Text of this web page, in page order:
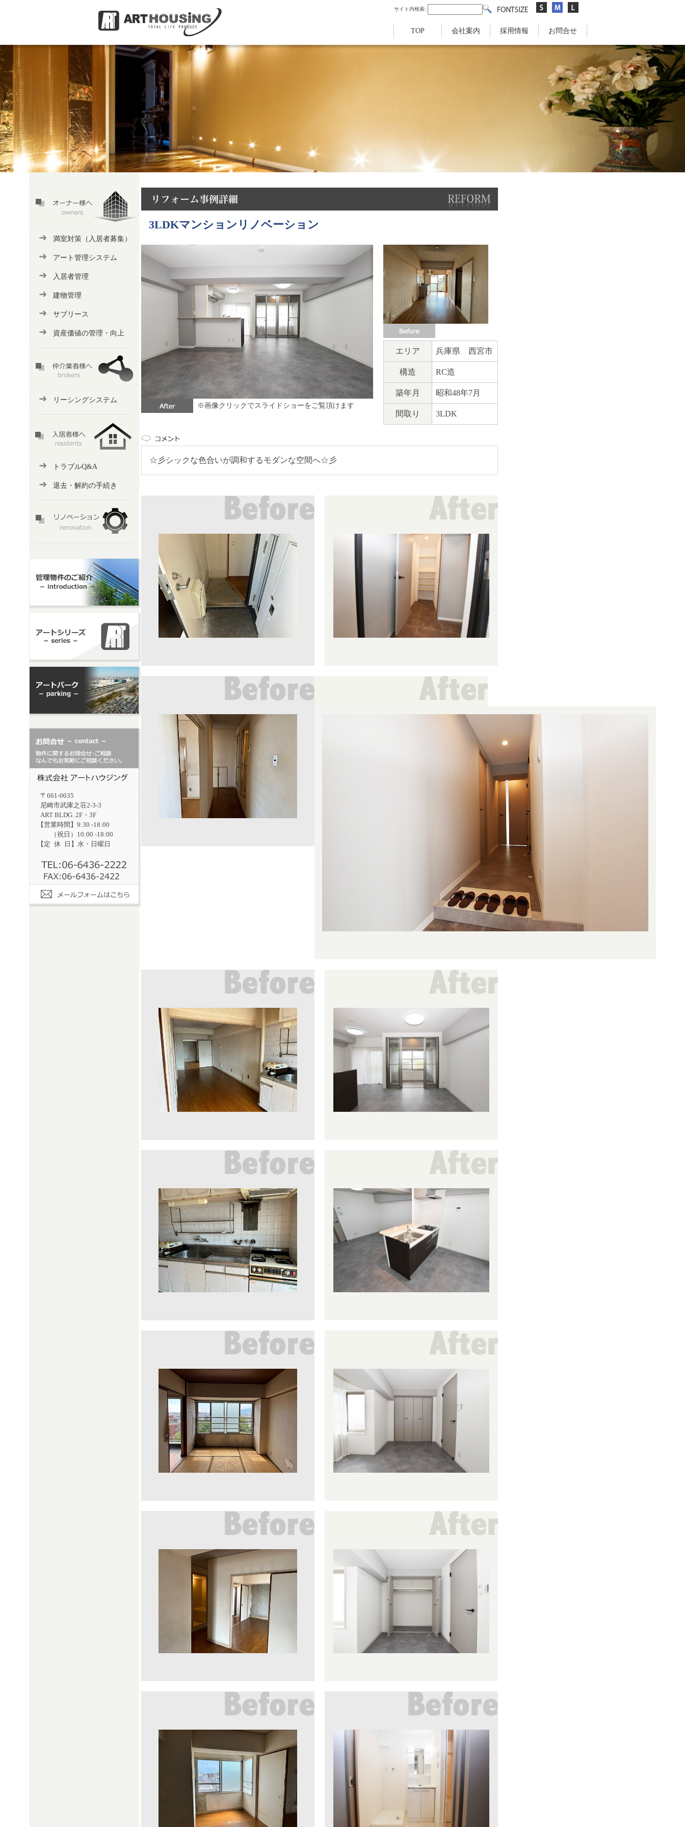
サイト内検索:
TOP 会社案内 採用情報 お問合せ
満室対策（入居者募集）
アート管理システム
入居者管理
建物管理
サブリース
資産価値の管理・向上
リーシングシステム
トラブルQ&A
退去・解約の手続き
〒661-0035
尼崎市武庫之荘2-3-3
ART BLDG. 2F・3F
【営業時間】9:30 -18:00
（祝日）10:00 -18:00
【定 休 日】水・日曜日
3LDKマンションリノベーション
※画像クリックでスライドショーをご覧頂けます
エリア 兵庫県 西宮市
構造 RC造
築年月 昭和48年7月
間取り 3LDK
☆彡シックな色合いが調和するモダンな空間へ☆彡